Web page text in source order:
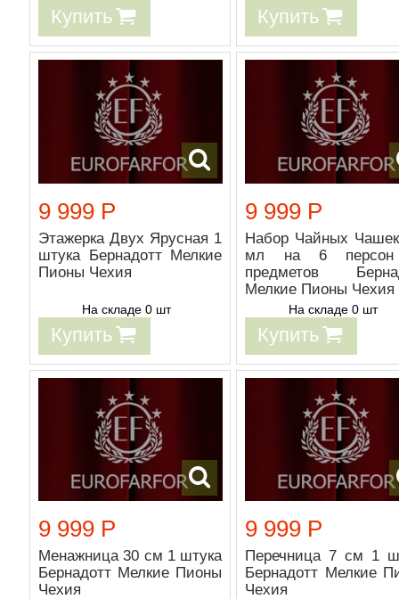
Купить Купить
9 999 Р
Этажерка Двух Ярусная 1
штука Бернадотт Мелкие
Пионы Чехия
На складе 0 шт
Купить
9 999 Р
Набор Чайных
мл на 6
предметов
Мелкие Пионы Чехия
На складе 0 шт
Купить
9 999 Р
Менажница 30 см 1 штука
Бернадотт Мелкие Пионы
Чехия
9 999 Р
Перечница 7 см 1
Бернадотт Мелкие
Чехия